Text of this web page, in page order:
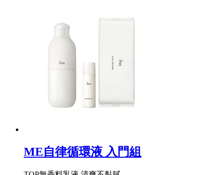
ME自律循環液 入門組